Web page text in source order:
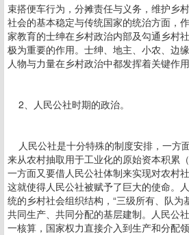
束搭便车行为，分摊责任与义务，维护乡
社会的基本稳定与传统国家的统治方面，
家教育的士绅在乡村政治内部及勾通乡村
极为重要的作用。士绅、地主、小农、边
人物与力量在乡村政治中都发挥着关键作用
2、人民公社时期的政治。
人民公社是十分特殊的制度安排，一方
来从农村抽取用于工业化的原始资本积累
一方面又要借人民公社体制来实现对农村
这就使得人民公社被赋予了巨大的使命。
统的乡村社会组织结构，“三级所有、队为
共同生产、共同分配的基层建制。人民公
一核算，国家权力直接介入到生产和分配领